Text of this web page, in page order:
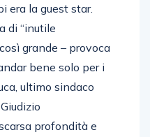
era la guest star.
di “inutile
grande – provoca
bene solo per i
ultimo sindaco
profondità e